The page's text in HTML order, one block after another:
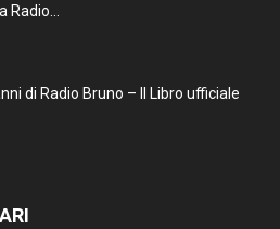
Radio...
di Radio Bruno – Il Libro ufficiale